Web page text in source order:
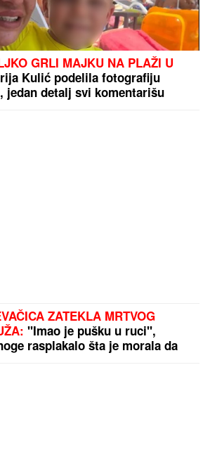
GRLI MAJKU NA PLAŽI U
Kulić podelila fotografiju
jedan detalj svi komentarišu
ZATEKLA MRTVOG
"Imao je pušku u ruci",
rasplakalo šta je morala da